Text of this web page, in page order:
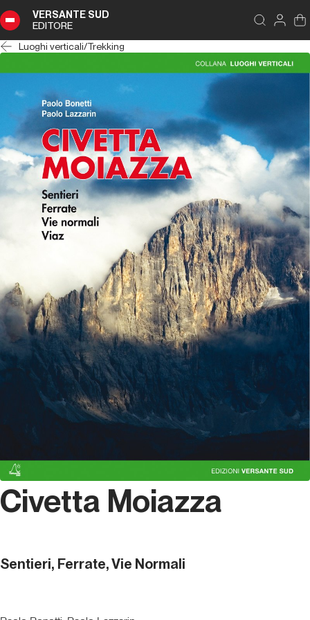
VERSANTE SUD
EDITORE
Luoghi verticali/Trekking
Civetta Moiazza
Sentieri, Ferrate, Vie Normali